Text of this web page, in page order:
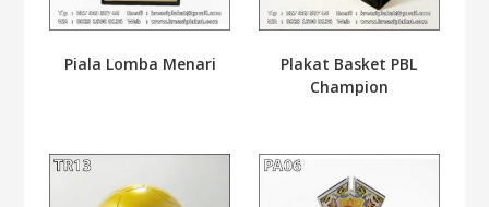
Piala Lomba Menari
Plakat Basket PBL
Champion